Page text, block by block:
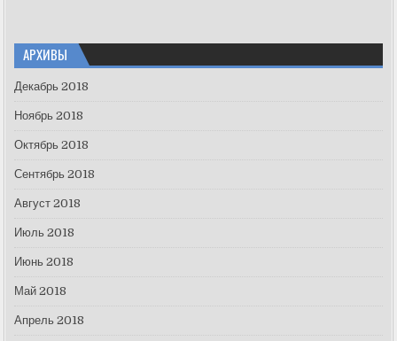
АРХИВЫ
Декабрь 2018
Ноябрь 2018
Октябрь 2018
Сентябрь 2018
Август 2018
Июль 2018
Июнь 2018
Май 2018
Апрель 2018